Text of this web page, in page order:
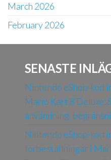
March 2026
February 2026
SENASTE
Nintendo eShop-kod
Mario Kart 8 Deluxe:
användning,
Nintendo eShop-kod
förbeställningar i